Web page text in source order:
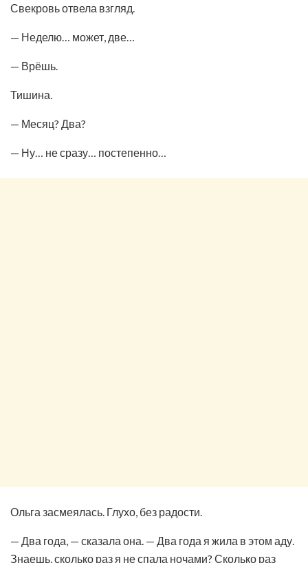
Свекровь отвела взгляд.
— Неделю… может, две…
— Врёшь.
Тишина.
— Месяц? Два?
— Ну… не сразу… постепенно…
Ольга засмеялась. Глухо, без радости.
— Два года, — сказала она. — Два года я жила в этом аду.
Знаешь, сколько раз я не спала ночами? Сколько раз